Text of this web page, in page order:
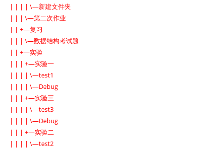
| | | | \—新建文件夹
| | | \—第二次作业
| | +—复习
| | | \—数据结构考试题
| | +—实验
| | | +—实验一
| | | | \—test1
| | | | \—Debug
| | | +—实验三
| | | | \—test3
| | | | \—Debug
| | | +—实验二
| | | | \—test2